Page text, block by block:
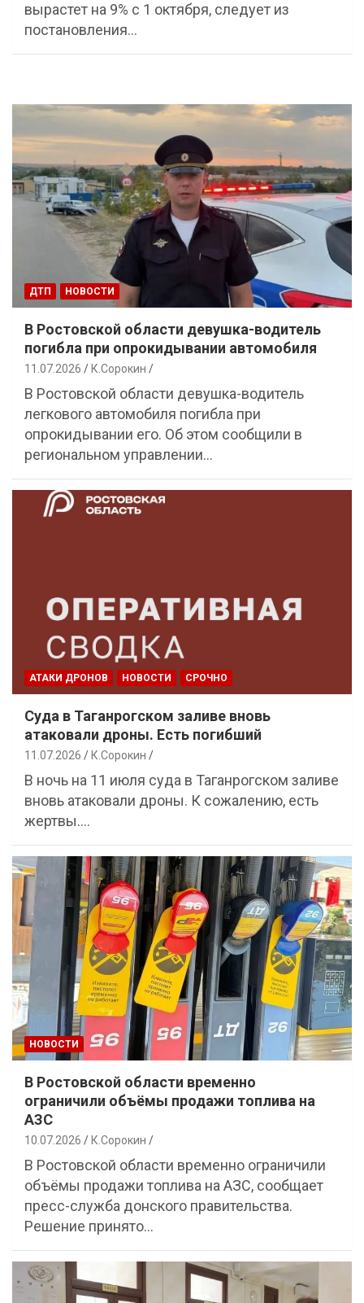
вырастет на 9% с 1 октября, следует из
постановления…
ДТП НОВОСТИ
В Ростовской области девушка-водитель
погибла при опрокидывании автомобиля
11.07.2026 К.Сорокин
В Ростовской области девушка-водитель
легкового автомобиля погибла при
опрокидывании его. Об этом сообщили в
региональном управлении…
АТАКИ ДРОНОВ НОВОСТИ СРОЧНО
Суда в Таганрогском заливе вновь
атаковали дроны. Есть погибший
11.07.2026 К.Сорокин
В ночь на 11 июля суда в Таганрогском заливе
вновь атаковали дроны. К сожалению, есть
жертвы.…
НОВОСТИ
В Ростовской области временно
ограничили объёмы продажи топлива на
АЗС
10.07.2026 К.Сорокин
В Ростовской области временно ограничили
объёмы продажи топлива на АЗС, сообщает
пресс-служба донского правительства.
Решение принято…